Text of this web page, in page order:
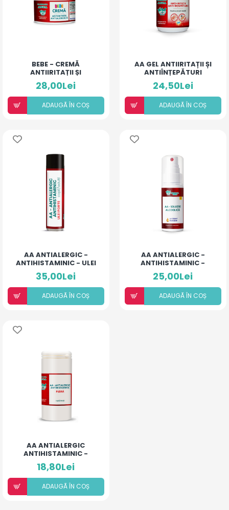
BEBE - CREMĂ
ANTIIRITAȚII ȘI
ANTIALERGICĂ
28,00Lei
ADAUGÃ ÎN COȘ
AA GEL ANTIIRITAȚII ȘI
ANTIÎNȚEPĂTURI
PENTRU ARSURI MEDII
24,50Lei
ADAUGÃ ÎN COȘ
AA ANTIALERGIC -
ANTIHISTAMINIC - ULEI
FORTE COPII ȘI ADULȚI
35,00Lei
ADAUGÃ ÎN COȘ
AA ANTIALERGIC -
ANTIHISTAMINIC -
SOLUȚIE ALCOOLICĂ CU
10% ULEIURI ESENȚIALE
25,00Lei
ADAUGÃ ÎN COȘ
AA ANTIALERGIC
ANTIHISTAMINIC -
PUDRĂ PENTRU COPII ȘI
ADULȚI
18,80Lei
ADAUGÃ ÎN COȘ